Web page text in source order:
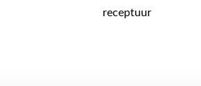
receptuur